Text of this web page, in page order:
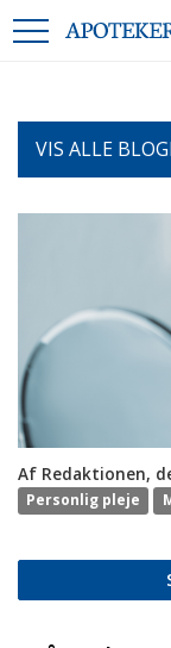
VIS ALLE
Af Redaktionen,
Personlig pleje